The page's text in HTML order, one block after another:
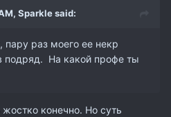
Sparklesaid:
пару раз моего ее некр
подряд. На какой профе ты
конечно. Но суть